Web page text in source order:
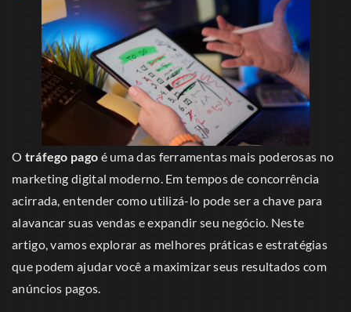
O tráfego pago é uma das ferramentas mais poderosas no
marketing digital moderno. Em tempos de concorrência
acirrada, entender como utilizá-lo pode ser a chave para
alavancar suas vendas e expandir seu negócio. Neste
artigo, vamos explorar as melhores práticas e estratégias
que podem ajudar você a maximizar seus resultados com
anúncios pagos.